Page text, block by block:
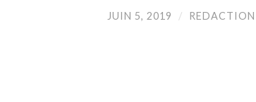
JUIN 5, 2019 / REDACTION